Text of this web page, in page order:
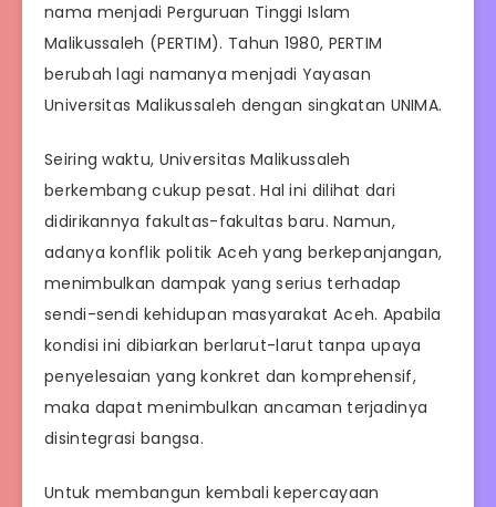
nama menjadi Perguruan Tinggi Islam
Malikussaleh (PERTIM). Tahun 1980, PERTIM
berubah lagi namanya menjadi Yayasan
Universitas Malikussaleh dengan singkatan UNIMA.
Seiring waktu, Universitas Malikussaleh
berkembang cukup pesat. Hal ini dilihat dari
didirikannya fakultas-fakultas baru. Namun,
adanya konflik politik Aceh yang berkepanjangan,
menimbulkan dampak yang serius terhadap
sendi-sendi kehidupan masyarakat Aceh. Apabila
kondisi ini dibiarkan berlarut-larut tanpa upaya
penyelesaian yang konkret dan komprehensif,
maka dapat menimbulkan ancaman terjadinya
disintegrasi bangsa.
Untuk membangun kembali kepercayaan